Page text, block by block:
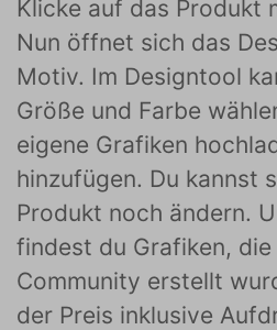
Klicke auf das Produkt
Nun öffnet sich das
Motiv. Im Designtool
Größe und Farbe
eigene Grafiken
hinzufügen. Du kannst
Produkt noch ändern.
findest du Grafiken,
Community erstellt
der Preis inklusive